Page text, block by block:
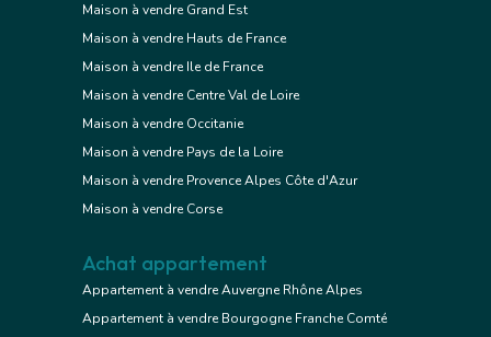
Maison à vendre Grand Est
Maison à vendre Hauts de France
Maison à vendre Ile de France
Maison à vendre Centre Val de Loire
Maison à vendre Occitanie
Maison à vendre Pays de la Loire
Maison à vendre Provence Alpes Côte d'Azur
Maison à vendre Corse
Achat appartement
Appartement à vendre Auvergne Rhône Alpes
Appartement à vendre Bourgogne Franche Comté